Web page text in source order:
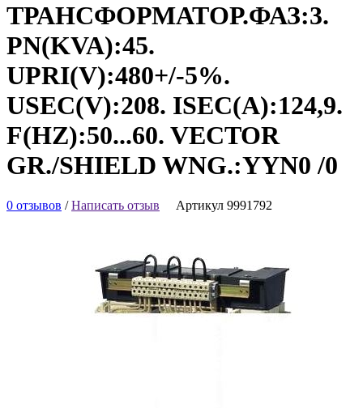
ТРАНСФОРМАТОР.ФАЗ:3.
PN(KVA):45.
UPRI(V):480+/-5%.
USEC(V):208. ISEC(A):124,9.
F(HZ):50...60. VECTOR
GR./SHIELD WNG.:YYN0 /0
0 отзывов /Написать отзыв Артикул 9991792